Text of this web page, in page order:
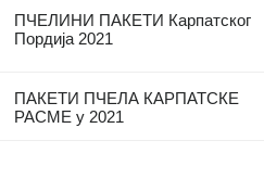
ПЧЕЛИНИ ПАКЕТИ Карпатског
Пордија 2021
ПАКЕТИ ПЧЕЛА КАРПАТСКЕ
РАСМЕ у 2021